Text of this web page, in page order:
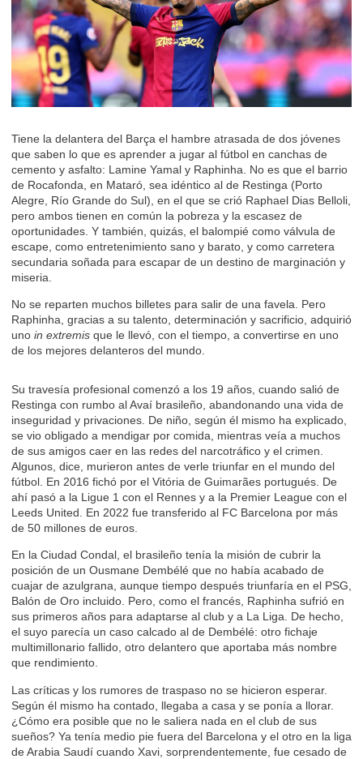
Tiene la delantera del Barça el hambre atrasada de dos jóvenes
que saben lo que es aprender a jugar al fútbol en canchas de
cemento y asfalto: Lamine Yamal y Raphinha. No es que el barrio
de Rocafonda, en Mataró, sea idéntico al de Restinga (Porto
Alegre, Río Grande do Sul), en el que se crió Raphael Dias Belloli,
pero ambos tienen en común la pobreza y la escasez de
oportunidades. Y también, quizás, el balompié como válvula de
escape, como entretenimiento sano y barato, y como carretera
secundaria soñada para escapar de un destino de marginación y
miseria.
No se reparten muchos billetes para salir de una favela. Pero
Raphinha, gracias a su talento, determinación y sacrificio, adquirió
uno in extremis que le llevó, con el tiempo, a convertirse en uno
de los mejores delanteros del mundo.
Su travesía profesional comenzó a los 19 años, cuando salió de
Restinga con rumbo al Avaí brasileño, abandonando una vida de
inseguridad y privaciones. De niño, según él mismo ha explicado,
se vio obligado a mendigar por comida, mientras veía a muchos
de sus amigos caer en las redes del narcotráfico y el crimen.
Algunos, dice, murieron antes de verle triunfar en el mundo del
fútbol. En 2016 fichó por el Vitória de Guimarães portugués. De
ahí pasó a la Ligue 1 con el Rennes y a la Premier League con el
Leeds United. En 2022 fue transferido al FC Barcelona por más
de 50 millones de euros.
En la Ciudad Condal, el brasileño tenía la misión de cubrir la
posición de un Ousmane Dembélé que no había acabado de
cuajar de azulgrana, aunque tiempo después triunfaría en el PSG,
Balón de Oro incluido. Pero, como el francés, Raphinha sufrió en
sus primeros años para adaptarse al club y a La Liga. De hecho,
el suyo parecía un caso calcado al de Dembélé: otro fichaje
multimillonario fallido, otro delantero que aportaba más nombre
que rendimiento.
Las críticas y los rumores de traspaso no se hicieron esperar.
Según él mismo ha contado, llegaba a casa y se ponía a llorar.
¿Cómo era posible que no le saliera nada en el club de sus
sueños? Ya tenía medio pie fuera del Barcelona y el otro en la liga
de Arabia Saudí cuando Xavi, sorprendentemente, fue cesado de